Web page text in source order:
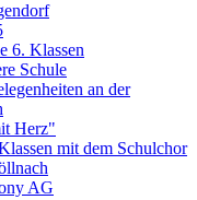
6. Klassen
Schule
an der
Herz"
mit dem Schulchor
AG